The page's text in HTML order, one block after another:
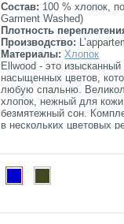
Состав: 100 % хлопок,
Garment Washed)
Плотность
Производство:
Материалы: Хлопок
Ellwood - это изысканный
насыщенных цветов,
любую спальню.
хлопок, нежный для
безмятежный сон.
в нескольких цветовых